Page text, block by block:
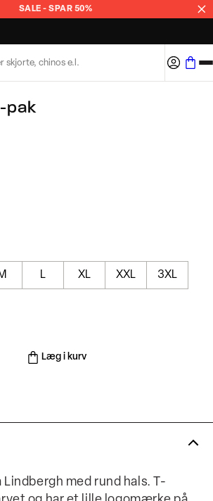
SALE - SPAR 50%
pak
L XL XXL 3XL
Læg i kurv
med rund hals. T-